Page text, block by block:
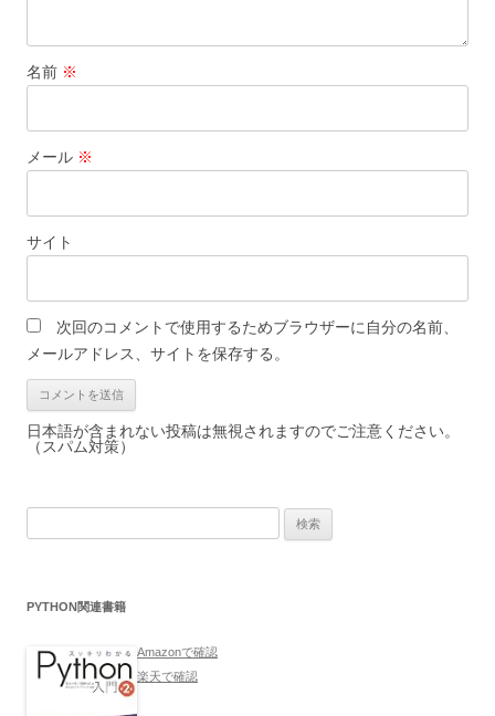
名前 ※
メール ※
サイト
次回のコメントで使用するためブラウザーに自分の名前、
メールアドレス、サイトを保存する。
日本語が含まれない投稿は無視されますのでご注意ください。
（スパム対策）
PYTHON関連書籍
Amazonで確認
楽天で確認